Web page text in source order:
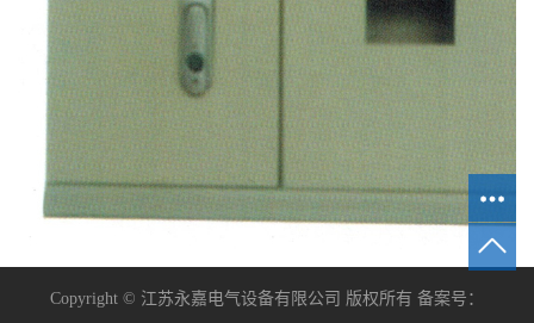
Copyright © 江苏永嘉电气设备有限公司 版权所有 备案号：